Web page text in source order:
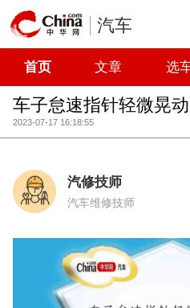
汽车
首页 文章 选
车子怠速指针轻微晃
2023-07-17 16:18:55
汽修技师
汽车维修技师